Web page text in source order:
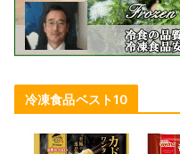
冷凍食品ベスト10